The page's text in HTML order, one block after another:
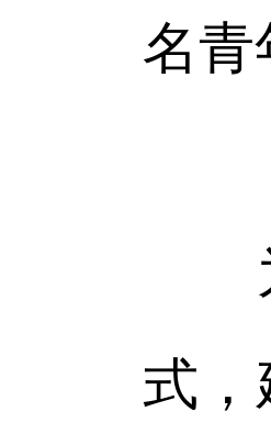
名青
为
式，